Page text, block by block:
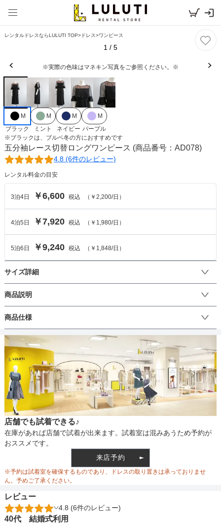
レンタルドレスならLULUTI TOP>ドレス>ワンピース
1 / 5
※実際の色味はマネキン写真をご参照ください。※
M
ブラック
M
ミント
M
ネイビー
M
パープル
※ブラックは、 ブルベ冬の方におすすめです
五分袖レース切替ロングワンピース (商品番号：AD078)
4.8 (6件のレビュー)
レンタル料金の目安
3泊4日 ￥6,600 税込 （ ￥2,200/日）
4泊5 日 ￥7,920 税込 （ ￥1,980/日）
5泊6 日 ￥9,240 税込 （ ￥1,848/日）
サイズ詳細
ワンピースのサイズ
123
肩幅
そでの長さ
アームホール
バスト 86
ヒップ 106
商品説明
ちょっぴりゆったりめデザインのフレア袖が可愛いワンピースで
す。ウエストの位置が高めに作られている為、脚長効果も抜群♪気に
なるバストやウエスト回りもスッキリと見えます。デコルテ部分に
は、シフォンが重ねられており、適度な透け感が大人っぽい印象を
与えます。Iラインのシルエットで裾も広がりすぎず、細身のベルト
などをコーディネートして頂く事で、気品のある大人女子の雰囲気
に。
商品仕様
丈 ひざ上 ひざ下 ミモレ パンツ
生地の厚さ 薄い 厚め
裏地 なし
ウエスト調整 なし
備考
店舗でも試着できる♪
在庫があれば店舗で試着が出来ます。試着室は混みあうため予約が
おススメです。
来店予約
※予約は試着室を確保するものであり、ドレスの取り置きは承っておりませ
ん。予めご了承ください。
レビュー
4.8 (6件のレビュー)
40代 結婚式利用